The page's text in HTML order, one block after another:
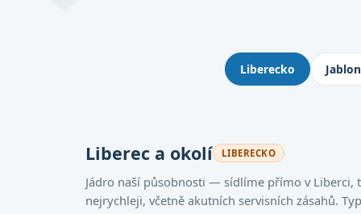
Kde montujemeLiberecko
Liberec a okolí LIBERECKO
Jádro naší působnosti — sídlíme přímo v Liberci,
nejrychleji, včetně akutních servisních zásahů.